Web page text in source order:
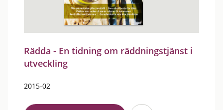
Rädda - En tidning om räddningstjänst i
utveckling
2015-02